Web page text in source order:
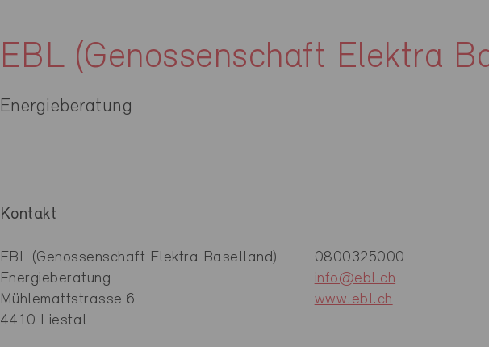
EBL (Genossenschaft Elektra
Energieberatung
Kontakt
EBL (Genossenschaft Elektra Baselland)
Energieberatung
Mühlemattstrasse 6
4410 Liestal
0800325000
info@ebl.ch
www.ebl.ch